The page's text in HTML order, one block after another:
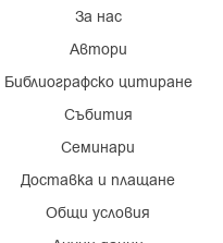
За нас
Автори
Библиографско цитиране
Събития
Семинари
Доставка и плащане
Общи условия